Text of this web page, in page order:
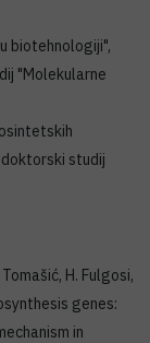
biotehnologiji",
"Molekularne
studij
H. Fulgosi,
genes:
in